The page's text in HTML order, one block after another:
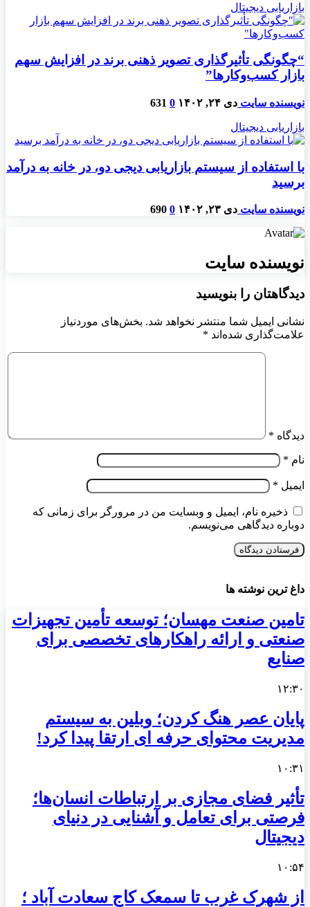
بازاریابی دیجیتال
“چگونگی تأثیرگذاری تصویر ذهنی برند در افزایش سهم
بازار کسب‌وکارها”
نویسنده سایت دی ۲۴, ۱۴۰۲ 0
631
بازاریابی دیجیتال
با استفاده از سیستم بازاریابی دیجی دو، در خانه به درآمد
برسید
نویسنده سایت دی ۲۳, ۱۴۰۲ 0
690
نویسنده سایت
دیدگاهتان را بنویسید
نشانی ایمیل شما منتشر نخواهد شد. بخش‌های موردنیاز
علامت‌گذاری شده‌اند *
دیدگاه *
نام *
ایمیل *
ذخیره نام، ایمیل و وبسایت من در مرورگر برای زمانی که
دوباره دیدگاهی می‌نویسم.
داغ ترین نوشته ها
تامین صنعت مهسان؛ توسعه تأمین تجهیزات
صنعتی و ارائه راهکارهای تخصصی برای
صنایع
۱۲:۳۰
پایان عصر هنگ کردن؛ وبلین به سیستم
مدیریت محتوای حرفه ای ارتقا پیدا کرد!
۱۰:۳۱
تأثیر فضای مجازی بر ارتباطات انسان‌ها؛
فرصتی برای تعامل و آشنایی در دنیای
دیجیتال
۱۰:۵۴
از شهرک غرب تا سمعک کاج سعادت آباد ؛